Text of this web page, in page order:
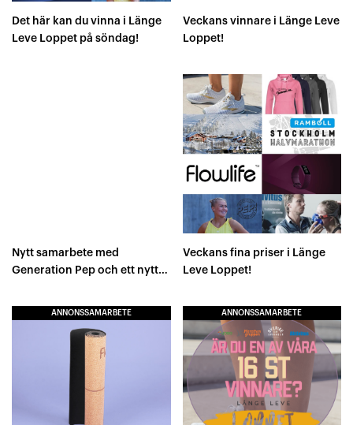
Det här kan du vinna i Länge
Leve Loppet på söndag!
Veckans vinnare i Länge Leve
Loppet!
Nytt samarbete med
Generation Pep och ett nytt
Loppet!
Veckans fina priser i Länge
Leve Loppet!
ANNONSSAMARBETE ANNONSSAMARBETE